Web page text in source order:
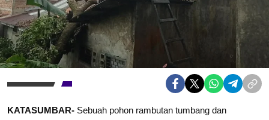
KATASUMBAR- Sebuah pohon rambutan tumbang dan